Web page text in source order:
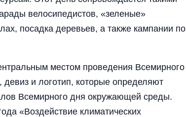
велосипедистов, «зеленые»
посадка деревьев, а также кампании по
местом проведения Всемирного
и логотип, которые определяют
Всемирного дня окружающей среды.
«Воздействие климатических